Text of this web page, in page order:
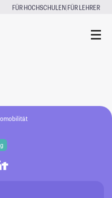
FÜR HOCHSCHULEN|FÜR LEHRER